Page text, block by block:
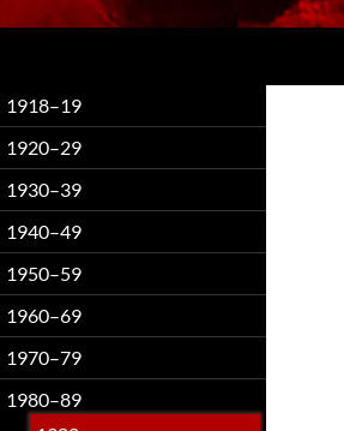
1918–19
1920–29
1930–39
1940–49
1950–59
1960–69
1970–79
1980–89